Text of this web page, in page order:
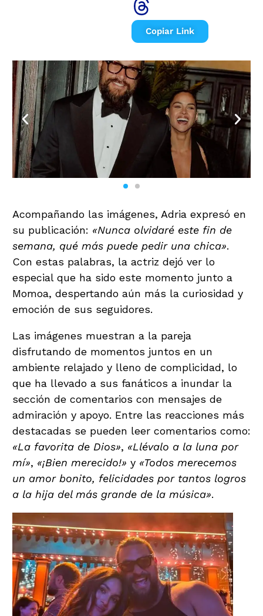
Copiar Link
Acompañando las imágenes, Adria expresó en
su publicación: «Nunca olvidaré este fin de
semana, qué más puede pedir una chica».
Con estas palabras, la actriz dejó ver lo
especial que ha sido este momento junto a
Momoa, despertando aún más la curiosidad y
emoción de sus seguidores.
Las imágenes muestran a la pareja
disfrutando de momentos juntos en un
ambiente relajado y lleno de complicidad, lo
que ha llevado a sus fanáticos a inundar la
sección de comentarios con mensajes de
admiración y apoyo. Entre las reacciones más
destacadas se pueden leer comentarios como:
«La favorita de Dios», «Llévalo a la luna por
mí», «¡Bien merecido!» y «Todos merecemos
un amor bonito, felicidades por tantos logros
a la hija del más grande de la música».